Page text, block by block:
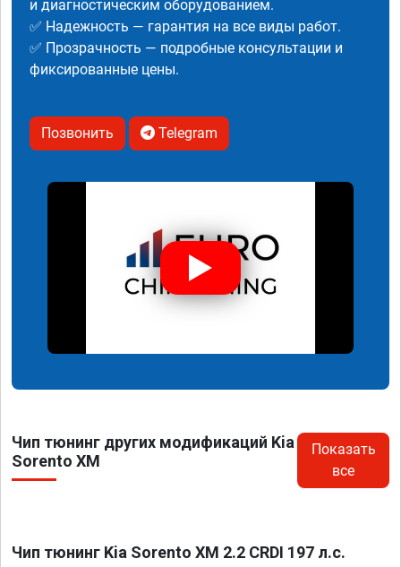
и диагностическим оборудованием.
✅ Надежность — гарантия на все виды работ.
✅ Прозрачность — подробные консультации и
фиксированные цены.
Позвонить Telegram
Чип тюнинг других модификаций Kia
Sorento XM
Показать
все
Чип тюнинг Kia Sorento XM 2.2 CRDI 197 л.с.